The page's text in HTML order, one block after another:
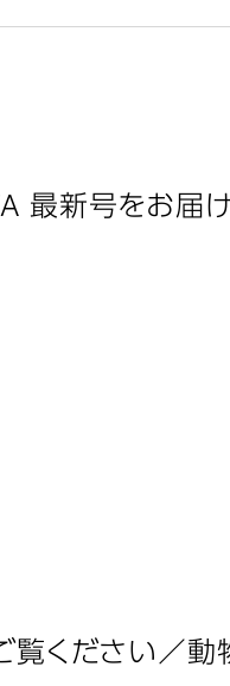
最新号をお届
覧ください／動